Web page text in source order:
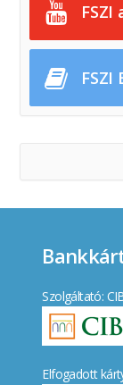
FSZI
FSZI
Szolgáltató:
Elfogadott